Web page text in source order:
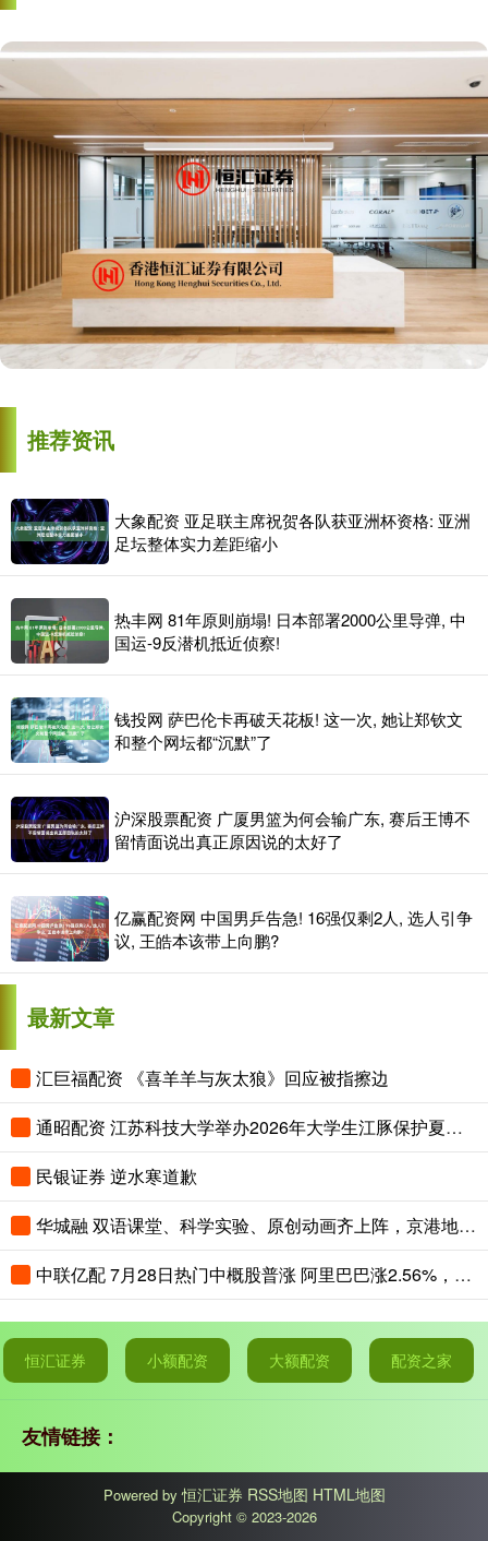
推荐资讯
大象配资 亚足联主席祝贺各队获亚洲杯资格: 亚洲
足坛整体实力差距缩小
热丰网 81年原则崩塌! 日本部署2000公里导弹, 中
国运-9反潜机抵近侦察!
钱投网 萨巴伦卡再破天花板! 这一次, 她让郑钦文
和整个网坛都“沉默”了
沪深股票配资 广厦男篮为何会输广东, 赛后王博不
留情面说出真正原因说的太好了
亿赢配资网 中国男乒告急! 16强仅剩2人, 选人引争
议, 王皓本该带上向鹏?
最新文章
汇巨福配资 《喜羊羊与灰太狼》回应被指擦边
通昭配资 江苏科技大学举办2026年大学生江豚保护夏令营
民银证券 逆水寒道歉
华城融 双语课堂、科学实验、原创动画齐上阵，京港地铁安全课堂趣味开讲
中联亿配 7月28日热门中概股普涨 阿里巴巴涨2.56%，拼多多涨2.65%
恒汇证券 小额配资 大额配资 配资之家
友情链接：
Powered by恒汇证券 RSS地图 HTML地图
Copyright © 2023-2026